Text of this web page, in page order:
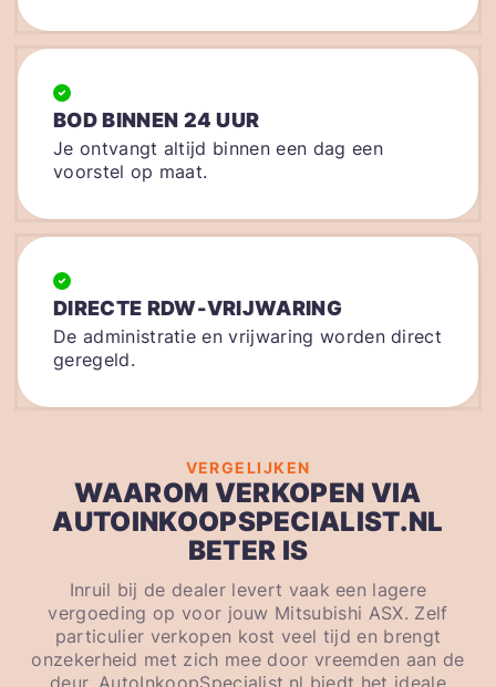
BOD BINNEN 24 UUR
Je ontvangt altijd binnen een dag een
voorstel op maat.
DIRECTE RDW-VRIJWARING
De administratie en vrijwaring worden direct
geregeld.
VERGELIJKEN
WAAROM VERKOPEN VIA
AUTOINKOOPSPECIALIST.NL
BETER IS
Inruil bij de dealer levert vaak een lagere
vergoeding op voor jouw Mitsubishi ASX. Zelf
particulier verkopen kost veel tijd en brengt
onzekerheid met zich mee door vreemden aan de